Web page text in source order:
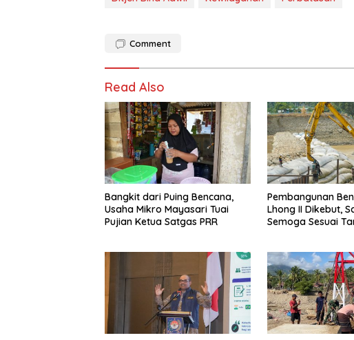
Comment
Read Also
Bangkit dari Puing Bencana,
Usaha Mikro Mayasari Tuai
Pujian Ketua Satgas PRR
Pembangunan
Lhong II Dikebut,
Semoga Sesuai